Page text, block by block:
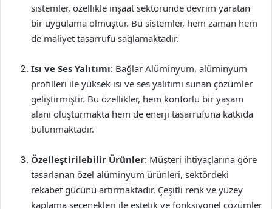
sistemler, özellikle inşaat sektöründe devrim yaratan
bir uygulama olmuştur. Bu sistemler, hem zaman hem
de maliyet tasarrufu sağlamaktadır.
Isı ve Ses Yalıtımı: Bağlar Alüminyum, alüminyum
profilleri ile yüksek ısı ve ses yalıtımı sunan çözümler
geliştirmiştir. Bu özellikler, hem konforlu bir yaşam
alanı oluşturmakta hem de enerji tasarrufuna katkıda
bulunmaktadır.
Özelleştirilebilir Ürünler: Müşteri ihtiyaçlarına göre
tasarlanan özel alüminyum ürünleri, sektördeki
rekabet gücünü artırmaktadır. Çeşitli renk ve yüzey
kaplama seçenekleri ile estetik ve fonksiyonel çözümler